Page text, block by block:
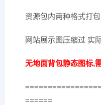
资源包内两种格式打包
网站展示图压缩过 实
无地面背包静态图标,
======